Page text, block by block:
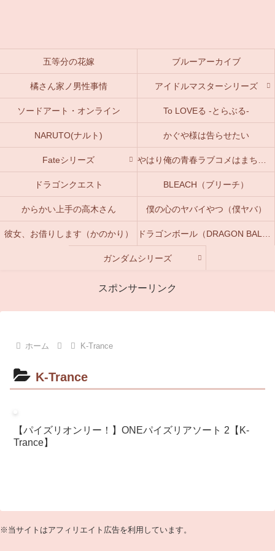
五等分の花嫁 ブルーアーカイブ
橘さん家ノ男性事情 アイドルマスターシリーズ
ソードアート・オンライン To LOVEる -とらぶる-
NARUTO(ナルト) かぐや様は告らせたい
Fateシリーズ
ドラゴンクエスト BLEACH（ブリーチ）
からかい上手の高木さん 僕の心のヤバイやつ（僕ヤバ）
彼女、お借りします（かのかり）
ガンダムシリーズ
スポンサーリンク
ホーム K-Trance
K-Trance
【パイズリオンリー！】ONEパイズリアソート 2【K-
Trance】
※当サイトはアフィリエイト広告を利用しています。